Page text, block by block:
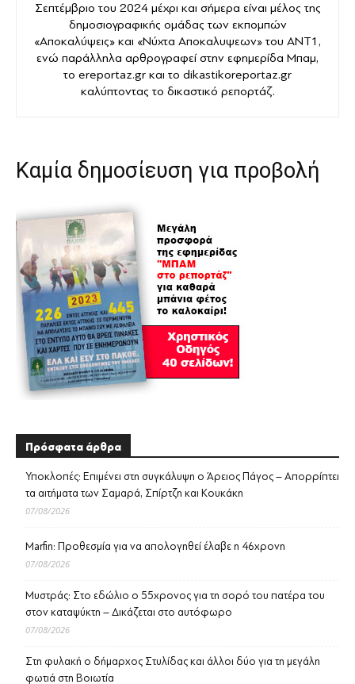
Σεπτέμβριο του 2024 μέχρι και σήμερα είναι μέλος της
δημοσιογραφικής ομάδας των εκπομπών
«Αποκαλύψεις» και «Νύχτα Αποκαλυψεων» του ANT1,
ενώ παράλληλα αρθρογραφεί στην εφημερίδα Μπαμ,
το ereportaz.gr και το dikastikoreportaz.gr
καλύπτοντας το δικαστικό ρεπορτάζ.
Καμία δημοσίευση για προβολή
Πρόσφατα άρθρα
Υποκλοπές: Επιμένει στη συγκάλυψη ο Άρειος Πάγος – Απορρίπτει
τα αιτήματα των Σαμαρά, Σπίρτζη και Κουκάκη
07/08/2026
Marfin: Προθεσμία για να απολογηθεί έλαβε η 46χρονη
07/08/2026
Μυστράς: Στο εδώλιο ο 55χρονος για τη σορό του πατέρα του
στον καταψύκτη – Δικάζεται στο αυτόφωρο
07/08/2026
Στη φυλακή ο δήμαρχος Στυλίδας και άλλοι δύο για τη μεγάλη
φωτιά στη Βοιωτία